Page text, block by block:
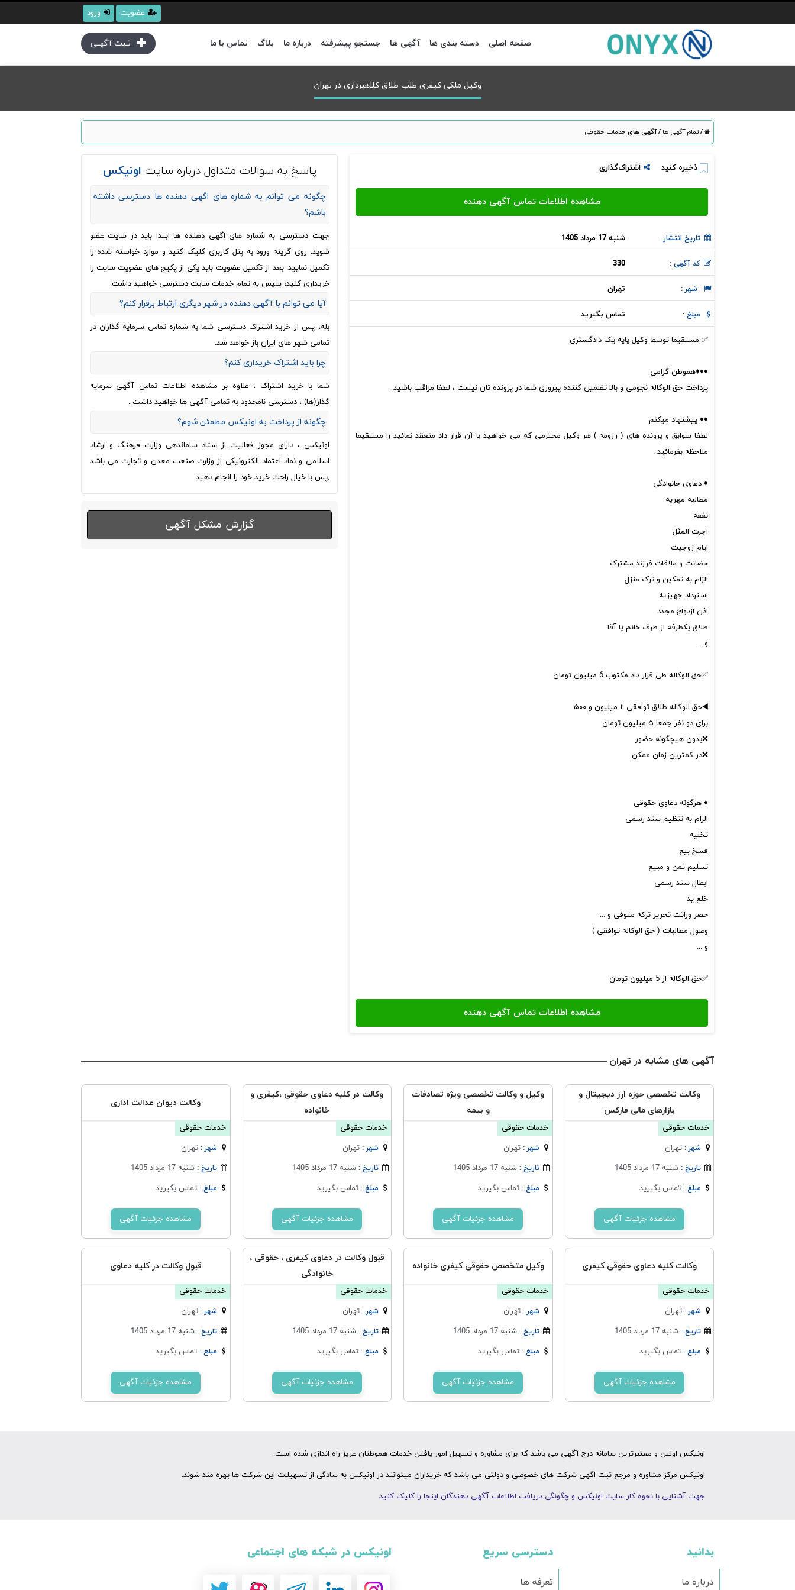
ورود عضویت
ثـبت آگهـی صفحه اصلی دسته بندی ها آگهی ها جستجو پیشرفته درباره ما بلاگ تماس با ما
وکیل ملکی کیفری طلب طلاق کلاهبرداری در تهران
/تمام آگهی ها /آگهی هایخدمات حقوقی
ذخیره کنید اشتراک‌گذاری
تاریخ انتشار : شنبه 17 مرداد 1405
کد آگهی : 330
شهر : تهران
مبلغ : تماس بگیرید
✅ مستقیما توسط وکیل پایه یک دادگستری
♦️♦️♦️هموطن گرامی
پرداخت حق الوکاله نجومی و بالا تضمین کننده پیروزی شما در پرونده تان نیست ، لطفا مراقب باشید .
♦️♦️ پیشنهاد میکنم
لطفا سوابق و پرونده های ( رزومه ) هر وکیل محترمی که می خواهید با آن قرار داد منعقد نمائید را مستقیما
ملاحظه بفرمائید .
♦️ دعاوی خانوادگی
مطالبه مهریه
نفقه
اجرت المثل
ایام زوجیت
حضانت و ملاقات فرزند مشترک
الزام به تمکین و ترک منزل
استرداد جهیزیه
اذن ازدواج مجدد
طلاق یکطرفه از طرف خانم یا آقا
و...
✅حق الوکاله طی قرار داد مکتوب 6 میلیون تومان
◀️حق الوکاله طلاق توافقی ۲ میلیون و ۵۰۰
برای دو نفر جمعا ۵ میلیون تومان
❌بدون هیچگونه حضور
❌در کمترین زمان ممکن
♦️ هرگونه دعاوی حقوقی
الزام به تنظیم سند رسمی
تخلیه
فسخ بیع
تسلیم ثمن و مبیع
ابطال سند رسمی
خلع ید
حصر وراثت تحریر ترکه متوفی و ...
وصول مطالبات ( حق الوکاله توافقی )
و ...
✅حق الوکاله از 5 میلیون تومان
پاسخ به سوالات متداول درباره سایت اونیکس
چگونه می توانم به شماره های اگهی دهنده ها دسترسی داشته
باشم؟
جهت دسترسی به شماره های اگهی دهنده ها ابتدا باید در سایت عضو
شوید. روی گزینه ورود به پنل کاربری کلیک کنید و موارد خواسته شده را
تکمیل نمایید. بعد از تکمیل عضویت باید یکی از پکیج های عضویت سایت را
خریداری کنید، سپس به تمام خدمات سایت دسترسی خواهید داشت.
آیا می توانم با آگهی دهنده در شهر دیگری ارتباط برقرار کنم؟
بله، پس از خرید اشتراک دسترسی شما به شماره تماس سرمایه گذاران در
تمامی شهر های ایران باز خواهد شد.
چرا باید اشتراک خریداری کنم؟
شما با خرید اشتراک ، علاوه بر مشاهده اطلاعات تماس آگهی سرمایه
گذار(ها) ، دسترسی نامحدود به تمامی آگهی ها خواهید داشت .
چگونه از پرداخت به اونیکس مطمئن شوم؟
اونیکس ، دارای مجوز فعالیت از ستاد ساماندهی وزارت فرهنگ و ارشاد
اسلامی و نماد اعتماد الکترونیکی از وزارت صنعت معدن و تجارت می باشد
,پس با خیال راحت خرید خود را انجام دهید.
گزارش مشکل آگهی
آگهی های مشابه در تهران
وکالت تخصصی حوزه ارز دیجیتال و
بازارهای مالی فارکس
خدمات حقوقی
شهر :تهران
تاریخ :شنبه 17 مرداد 1405
مبلغ :تماس بگیرید
مشاهده جزئیات آگهی
وکیل و وکالت تخصصی ویژه تصادفات
و بیمه
خدمات حقوقی
شهر : تهران
تاریخ : شنبه 17 مرداد 1405
مبلغ : تماس بگیرید
مشاهده جزئیات آگهی
وکالت در کلیه دعاوی حقوقی ،کیفری و
خانواده
خدمات حقوقی
شهر :تهران
تاریخ :شنبه 17 مرداد 1405
مبلغ :تماس بگیرید
مشاهده جزئیات آگهی
وکالت دیوان عدالت اداری
خدمات حقوقی
شهر : تهران
تاریخ : شنبه 17 مرداد 1405
مبلغ : تماس بگیرید
مشاهده جزئیات آگهی
وکالت کلیه دعاوی حقوقی کیفری
خدمات حقوقی
شهر :تهران
تاریخ :شنبه 17 مرداد 1405
مبلغ :تماس بگیرید
مشاهده جزئیات آگهی
وکیل متخصص حقوقی کیفری خانواده
خدمات حقوقی
شهر : تهران
تاریخ : شنبه 17 مرداد 1405
مبلغ : تماس بگیرید
مشاهده جزئیات آگهی
قبول وکالت در دعاوی کیفری ، حقوقی ،
خانوادگی
خدمات حقوقی
شهر :تهران
تاریخ :شنبه 17 مرداد 1405
مبلغ :تماس بگیرید
مشاهده جزئیات آگهی
قبول وکالت در کلیه دعاوی
خدمات حقوقی
شهر : تهران
تاریخ : شنبه 17 مرداد 1405
مبلغ : تماس بگیرید
مشاهده جزئیات آگهی
اونیکس اولین و معتبرترین سامانه درج آگهی می باشد که برای مشاوره و تسهیل امور یافتن خدمات هموطنان عزیز راه اندازی شده است.
اونیکس مرکز مشاوره و مرجع ثبت اگهی شرکت های خصوصی و دولتی می باشد که خریداران میتوانند در اونیکس به سادگی از تسهیلات این شرکت ها بهره مند شوند.
جهت آشنایی با نحوه کار سایت اونیکس و چگونگی دریافت اطلاعات آگهی دهندگان اینجا را کلیک کنید
اونیکس در شبکه های اجتماعی دسترسی سریع
تعرفه ها
بدانید
درباره ما